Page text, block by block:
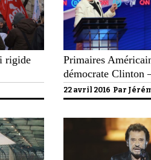
rigide
Primaires
démocrate Clinton
22 avril 2016 Par